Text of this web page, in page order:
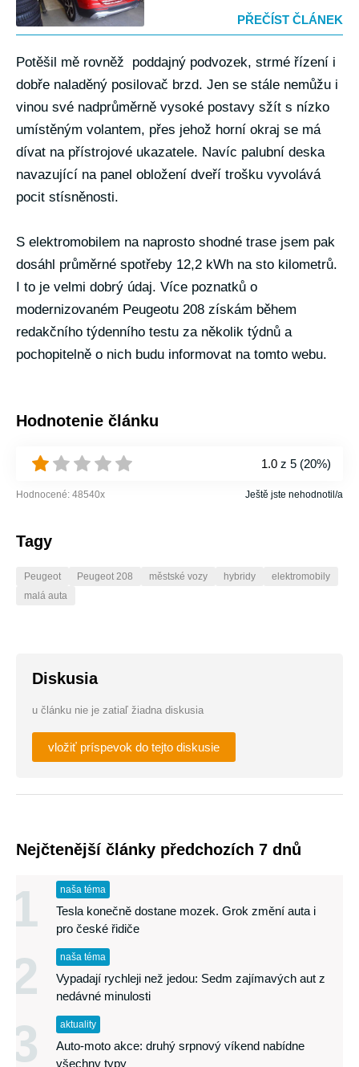
PŘEČÍST ČLÁNEK
Potěšil mě rovněž poddajný podvozek, strmé řízení i
dobře naladěný posilovač brzd. Jen se stále nemůžu i
vinou své nadprůměrně vysoké postavy sžít s nízko
umístěným volantem, přes jehož horní okraj se má
dívat na přístrojové ukazatele. Navíc palubní deska
navazující na panel obložení dveří trošku vyvolává
pocit stísněnosti.
S elektromobilem na naprosto shodné trase jsem pak
dosáhl průměrné spotřeby 12,2 kWh na sto kilometrů.
I to je velmi dobrý údaj. Více poznatků o
modernizovaném Peugeotu 208 získám během
redakčního týdenního testu za několik týdnů a
pochopitelně o nich budu informovat na tomto webu.
Hodnotenie článku
1.0 z 5 (20%)
Hodnocené: 48540x Ještě jste nehodnotil/a
Tagy
Peugeot Peugeot 208 městské vozy hybridy
elektromobily
malá auta
Diskusia
u článku nie je zatiaľ žiadna diskusia
vložiť príspevok do tejto diskusie
Nejčtenější články předchozích 7 dnů
1 naša téma
Tesla konečně dostane mozek. Grok změní auta i
pro české řidiče
2 naša téma
Vypadají rychleji než jedou: Sedm zajímavých aut z
nedávné minulosti
3 aktuality
Auto-moto akce: druhý srpnový víkend nabídne
všechny typy